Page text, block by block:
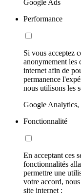
Google Ads
Performance
Si vous acceptez
anonymement les
internet afin de
permanence
nous utilisons les
Google
Fonctionnalité
En acceptant ces
fonctionnalités
permettre une
votre accord,
site internet :